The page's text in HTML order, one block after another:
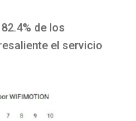
82.4% de los
el servicio